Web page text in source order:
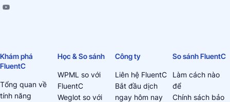
Khám phá
FluentC
Tổng quan về
tính năng
Học & So sánh
WPML so với
FluentC
Weglot so với
Công ty
Liên hệ FluentC
Bắt đầu dịch
ngay hôm nay
So sánh FluentC
Làm cách nào
để
Chính sách bảo